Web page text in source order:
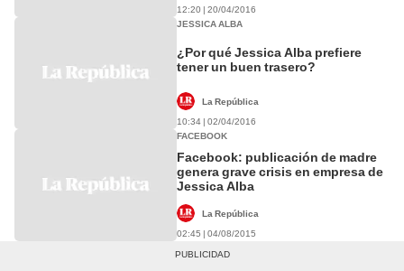
12:20 | 20/04/2016
JESSICA ALBA
¿Por qué Jessica Alba prefiere
tener un buen trasero?
La República
10:34 | 02/04/2016
FACEBOOK
Facebook: publicación de madre
genera grave crisis en empresa de
Jessica Alba
La República
02:45 | 04/08/2015